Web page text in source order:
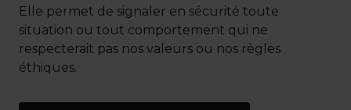
Elle permet de signaler en sécurité toute
situation ou tout comportement qui ne
respecterait pas nos valeurs ou nos règles
éthiques.